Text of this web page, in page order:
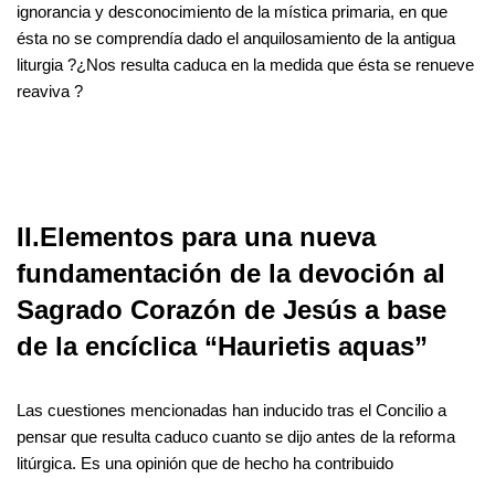
ignorancia y desconocimiento de la mística primaria, en que
ésta no se comprendía dado el anquilosamiento de la antigua
liturgia ?¿Nos resulta caduca en la medida que ésta se renueve
reaviva ?
II.Elementos para una nueva
fundamentación de la devoción al
Sagrado Corazón de Jesús a base
de la encíclica “Haurietis aquas”
Las cuestiones mencionadas han inducido tras el Concilio a
pensar que resulta caduco cuanto se dijo antes de la reforma
litúrgica. Es una opinión que de hecho ha contribuido